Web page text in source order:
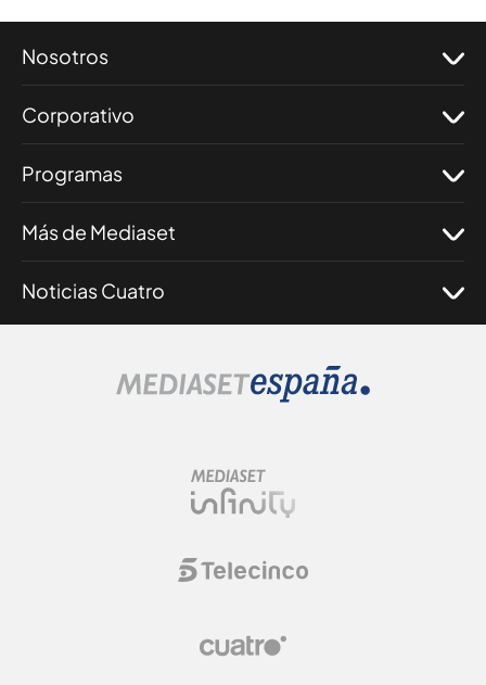
Nosotros
Corporativo
Programas
Más de Mediaset
Noticias Cuatro